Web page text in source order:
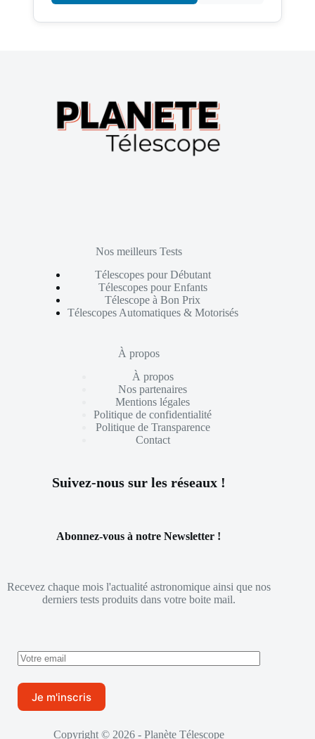
Nos meilleurs Tests
Télescopes pour Débutant
Télescopes pour Enfants
Télescope à Bon Prix
Télescopes Automatiques & Motorisés
À propos
À propos
Nos partenaires
Mentions légales
Politique de confidentialité
Politique de Transparence
Contact
Suivez-nous sur les réseaux !
Abonnez-vous à notre Newsletter !
Recevez chaque mois l'actualité astronomique ainsi que nos
derniers tests produits dans votre boite mail.
Copyright © 2026 - Planète Télescope